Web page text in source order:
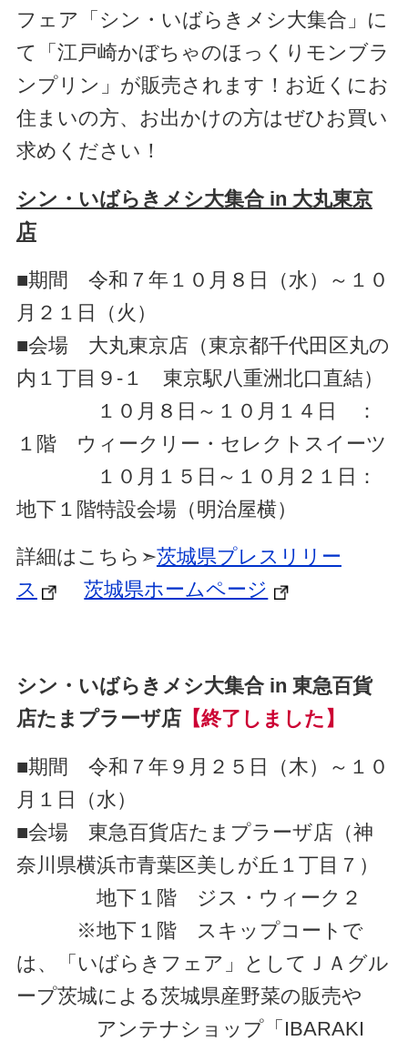
フェア「シン・いばらきメシ大集合」に
て「江戸崎かぼちゃのほっくりモンブラ
ンプリン」が販売されます！お近くにお
住まいの方、お出かけの方はぜひお買い
求めください！
シン・いばらきメシ大集合 in 大丸東京
店
■期間 令和７年１０月８日（水）～１０
月２１日（火）
■会場 大丸東京店（東京都千代田区丸の
内１丁目９-１ 東京駅八重洲北口直結）
１０月８日～１０月１４日 ：
１階 ウィークリー・セレクトスイーツ
１０月１５日～１０月２１日：
地下１階特設会場（明治屋横）
詳細はこちら➣茨城県プレスリリー
ス
茨城県ホームページ
シン・いばらきメシ大集合 in 東急百貨
店たまプラーザ店【終了しました】
■期間 令和７年９月２５日（木）～１０
月１日（水）
■会場 東急百貨店たまプラーザ店（神
奈川県横浜市青葉区美しが丘１丁目７）
地下１階 ジス・ウィーク２
※地下１階 スキップコートで
は、「いばらきフェア」としてＪＡグル
ープ茨城による茨城県産野菜の販売や
アンテナショップ「IBARAKI